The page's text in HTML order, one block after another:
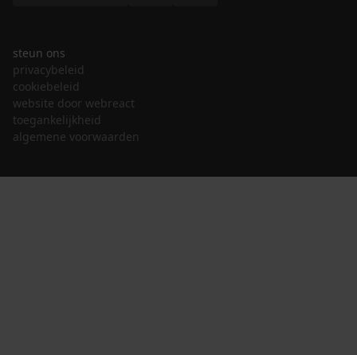
steun ons
privacybeleid
cookiebeleid
website door webreact
toegankelijkheid
algemene voorwaarden